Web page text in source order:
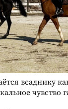
всаднику
чувство